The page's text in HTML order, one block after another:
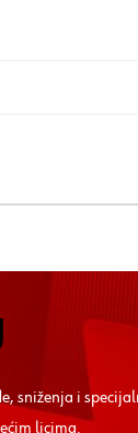
sniženja i
licima.